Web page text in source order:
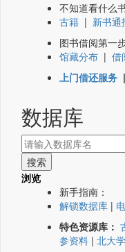
不知道看什么
古籍 | 新书通
图书借阅第一
馆藏分布 | 借
上门借还服务 |
数据库
浏览
新手指南：
解锁数据库 |
特色资源库：
参资料 | 北大